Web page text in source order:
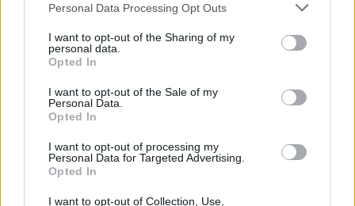
Personal Data Processing Opt Outs
I want to opt-out of the Sharing of my
personal data.
Opted In
I want to opt-out of the Sale of my
Personal Data.
Opted In
I want to opt-out of processing my
Personal Data for Targeted Advertising.
Opted In
I want to opt-out of Collection, Use,
Capacita Jovem de Poiares aproxima
jovens ao mundo do trabalho